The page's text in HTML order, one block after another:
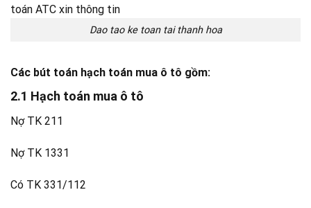
Dao tao ke toan tai thanh hoa
Các bút toán hạch toán mua ô tô gồm:
2.1 Hạch toán mua ô tô
Nợ TK 211
Nợ TK 1331
Có TK 331/112